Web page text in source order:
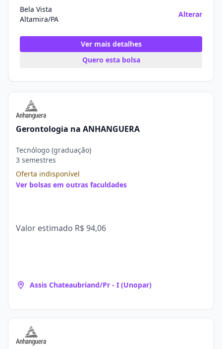
Bela Vista
Altamira/PA
Alterar
Ver mais detalhes
Quero esta bolsa
Gerontologia na ANHANGUERA
Tecnólogo (graduação)
3 semestres
Oferta indisponível
Ver bolsas em outras faculdades
Valor estimado R$ 94,06
Assis Chateaubriand/Pr - I (Unopar)